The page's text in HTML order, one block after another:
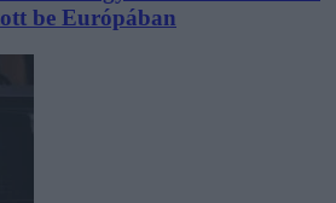
be Európában